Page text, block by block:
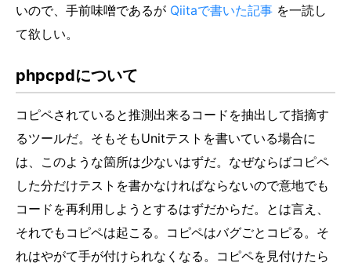
いので、手前味噌であるが Qiitaで書いた記事 を一読し
て欲しい。
phpcpdについて
コピペされていると推測出来るコードを抽出して指摘す
るツールだ。そもそもUnitテストを書いている場合に
は、このような箇所は少ないはずだ。なぜならばコピペ
した分だけテストを書かなければならないので意地でも
コードを再利用しようとするはずだからだ。とは言え、
それでもコピペは起こる。コピペはバグごとコピる。そ
れはやがて手が付けられなくなる。コピペを見付けたら